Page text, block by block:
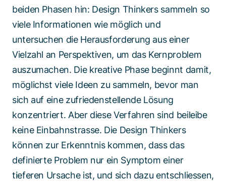
beiden Phasen hin: Design Thinkers sammeln so
viele Informationen wie möglich und
untersuchen die Herausforderung aus einer
Vielzahl an Perspektiven, um das Kernproblem
auszumachen. Die kreative Phase beginnt damit,
möglichst viele Ideen zu sammeln, bevor man
sich auf eine zufriedenstellende Lösung
konzentriert. Aber diese Verfahren sind beileibe
keine Einbahnstrasse. Die Design Thinkers
können zur Erkenntnis kommen, dass das
definierte Problem nur ein Symptom einer
tieferen Ursache ist, und sich dazu entschliessen,